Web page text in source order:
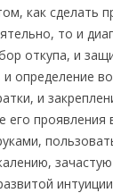
как сделать
то и
откупа, и
определение
и
его проявления